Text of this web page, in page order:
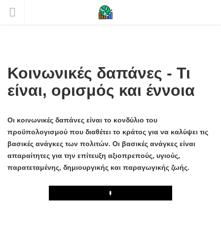
Κοινωνικές δαπάνες - Τι
είναι, ορισμός και έννοια
Οι κοινωνικές δαπάνες είναι το κονδύλιο του
προϋπολογισμού που διαθέτει το κράτος για να καλύψει τις
βασικές ανάγκες των πολιτών. Οι βασικές ανάγκες είναι
απαραίτητες για την επίτευξη αξιοπρεπούς, υγιούς,
παρατεταμένης, δημιουργικής και παραγωγικής ζωής.
Play